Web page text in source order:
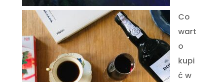
Co
wart
o
kupi
ć w